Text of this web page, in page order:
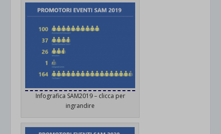
Infografica SAM2019 – clicca per
ingrandire